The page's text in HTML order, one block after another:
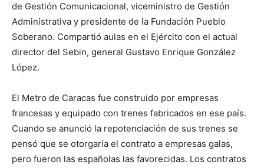
de Gestión Comunicacional, viceministro de Gestión
Administrativa y presidente de la Fundación Pueblo
Soberano. Compartió aulas en el Ejército con el actual
director del Sebin, general Gustavo Enrique González
López.
El Metro de Caracas fue construido por empresas
francesas y equipado con trenes fabricados en ese país.
Cuando se anunció la repotenciación de sus trenes se
pensó que se otorgaría el contrato a empresas galas,
pero fueron las españolas las favorecidas. Los contratos